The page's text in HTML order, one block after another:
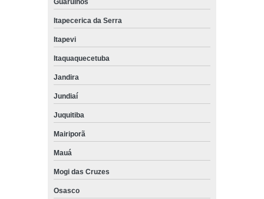
Guarulhos
Itapecerica da Serra
Itapevi
Itaquaquecetuba
Jandira
Jundiaí
Juquitiba
Mairiporã
Mauá
Mogi das Cruzes
Osasco